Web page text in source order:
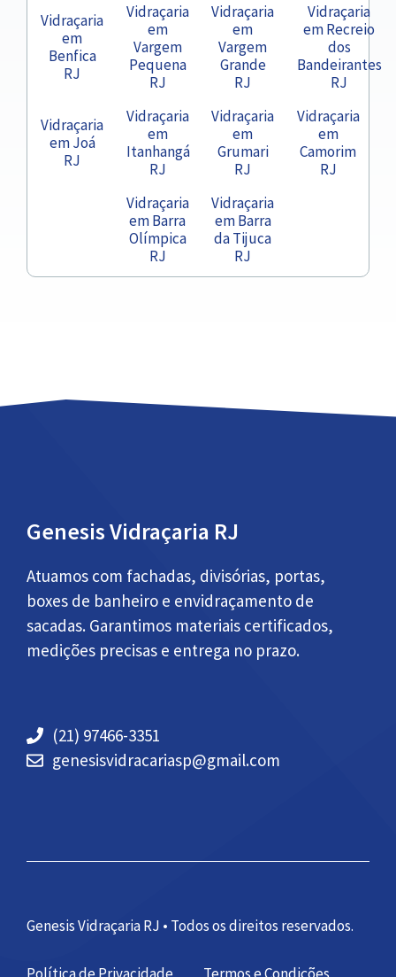
Vidraçaria
em
Benfica
RJ
Vidraçaria
em
Vargem
Pequena
RJ
Vidraçaria
em
Vargem
Grande
RJ
Vidraçaria
em Recreio
dos
Bandeirantes
RJ
Vidraçaria
em Joá
RJ
Vidraçaria
em
Itanhangá
RJ
Vidraçaria
em
Grumari
RJ
Vidraçaria
em
Camorim
RJ
Vidraçaria
em Barra
Olímpica
RJ
Vidraçaria
em Barra
da Tijuca
RJ
Genesis Vidraçaria RJ
Atuamos com fachadas, divisórias, portas,
boxes de banheiro e envidraçamento de
sacadas. Garantimos materiais certificados,
medições precisas e entrega no prazo.
(21) 97466-3351
genesisvidracariasp@gmail.com
Genesis Vidraçaria RJ • Todos os direitos reservados.
Política de Privacidade Termos e Condições